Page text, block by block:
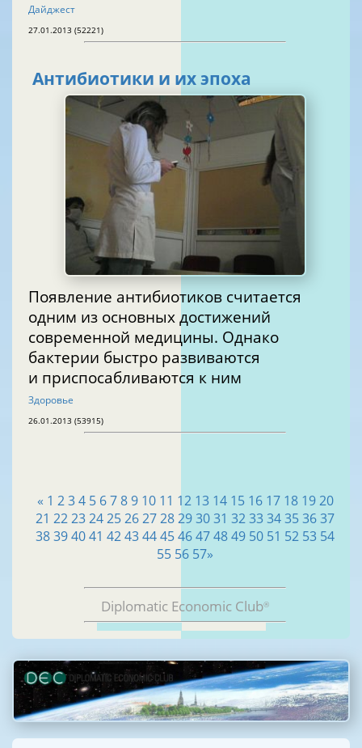
Дайджест
27.01.2013 (52221)
Антибиотики и их эпоха
Появление антибиотиков считается
одним из основных достижений
современной медицины. Однако
бактерии быстро развиваются
и приспосабливаются к ним
Здоровье
26.01.2013 (53915)
« 1 2 3 4 5 6 7 8 9 10 11 12 13 14 15 16 17 18 19 20
21 22232425262728293031 323334353637
38394041 4243444546474849 50 51 52 53 54
55 56 57»
Diplomatic Economic Club®